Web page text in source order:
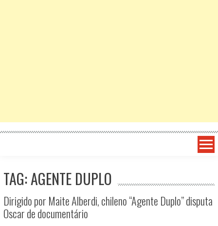
TAG: AGENTE DUPLO
Dirigido por Maite Alberdi, chileno “Agente Duplo” disputa
Oscar de documentário